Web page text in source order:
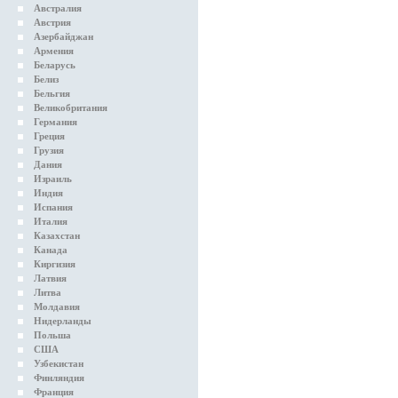
Австралия
Австрия
Азербайджан
Армения
Беларусь
Белиз
Бельгия
Великобритания
Германия
Греция
Грузия
Дания
Израиль
Индия
Испания
Италия
Казахстан
Канада
Киргизия
Латвия
Литва
Молдавия
Нидерланды
Польша
США
Узбекистан
Финляндия
Франция